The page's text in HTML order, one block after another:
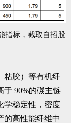
指标，截取自招股
粘胶）等有机纤
于 90%的碳主链
学稳定性，密度
的高性能纤维中